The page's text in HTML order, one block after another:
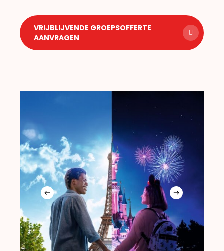
VRIJBLIJVENDE GROEPSOFFERTE
AANVRAGEN